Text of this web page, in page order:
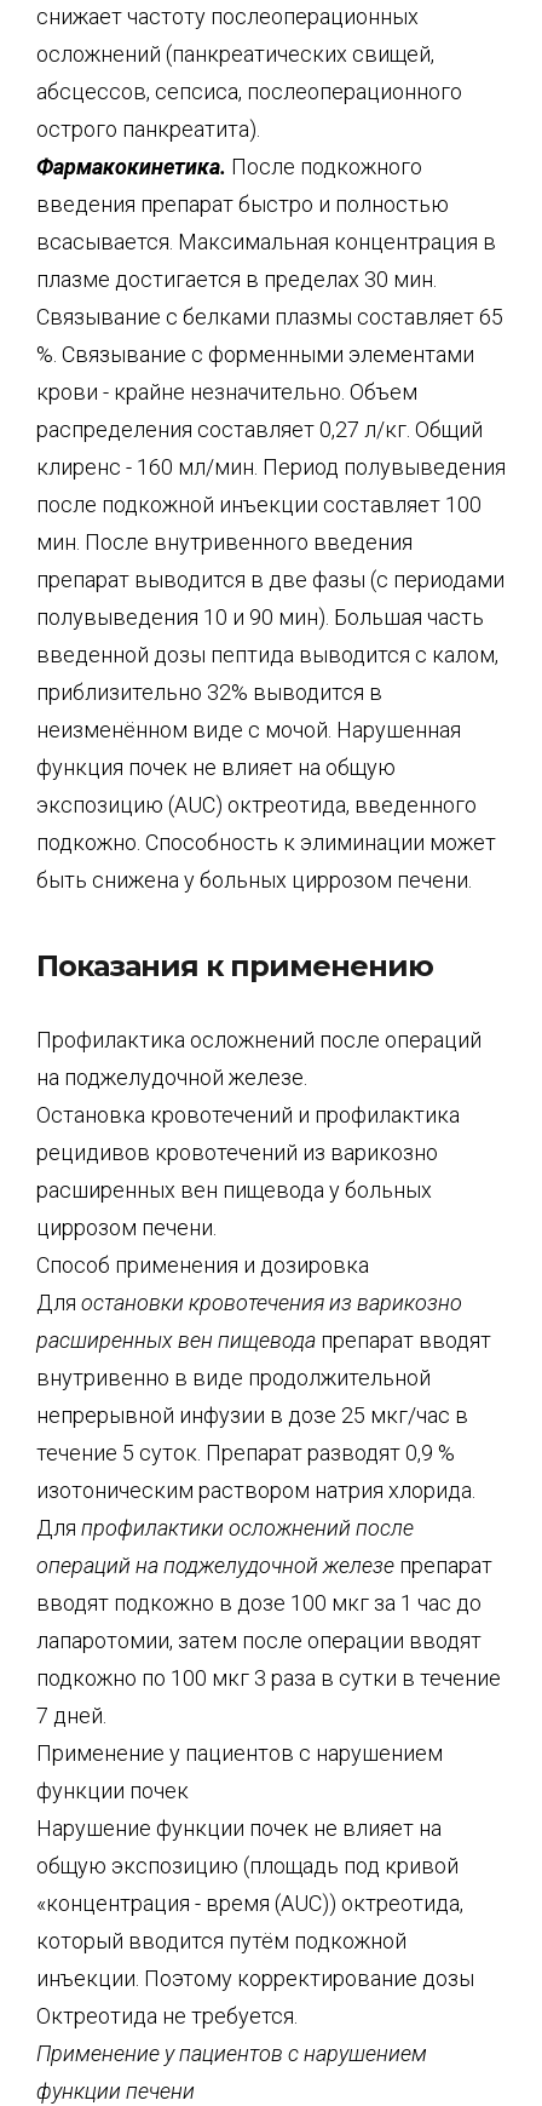
снижает частоту послеоперационных
осложнений (панкреатических свищей,
абсцессов, сепсиса, послеоперационного
острого панкреатита).
Фармакокинетика. После подкожного
введения препарат быстро и полностью
всасывается. Максимальная концентрация в
плазме достигается в пределах 30 мин.
Связывание с белками плазмы составляет 65
%. Связывание с форменными элементами
крови - крайне незначительно. Объем
распределения составляет 0,27 л/кг. Общий
клиренс - 160 мл/мин. Период полувыведения
после подкожной инъекции составляет 100
мин. После внутривенного введения
препарат выводится в две фазы (с периодами
полувыведения 10 и 90 мин). Большая часть
введенной дозы пептида выводится с калом,
приблизительно 32% выводится в
неизменённом виде с мочой. Нарушенная
функция почек не влияет на общую
экспозицию (AUC) октреотида, введенного
подкожно. Способность к элиминации может
быть снижена у больных циррозом печени.
Показания к применению
Профилактика осложнений после операций
на поджелудочной железе.
Остановка кровотечений и профилактика
рецидивов кровотечений из варикозно
расширенных вен пищевода у больных
циррозом печени.
Способ применения и дозировка
Для остановки кровотечения из варикозно
расширенных вен пищевода препарат вводят
внутривенно в виде продолжительной
непрерывной инфузии в дозе 25 мкг/час в
течение 5 суток. Препарат разводят 0,9 %
изотоническим раствором натрия хлорида.
Для профилактики осложнений после
операций на поджелудочной железе препарат
вводят подкожно в дозе 100 мкг за 1 час до
лапаротомии, затем после операции вводят
подкожно по 100 мкг 3 раза в сутки в течение
7 дней.
Применение у пациентов с нарушением
функции почек
Нарушение функции почек не влияет на
общую экспозицию (площадь под кривой
«концентрация - время (AUC)) октреотида,
который вводится путём подкожной
инъекции. Поэтому корректирование дозы
Октреотида не требуется.
Применение у пациентов с нарушением
функции печени